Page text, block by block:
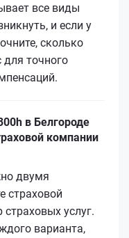
все виды
и если у
сколько
для точного
в Белгороде
компании
двумя
страховой
страховых услуг.
варианта,